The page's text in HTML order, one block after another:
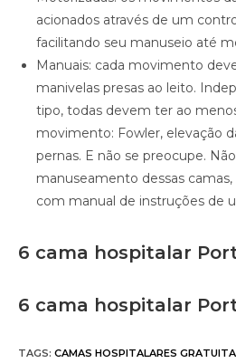
acionados através de um
facilitando seu manuseio até
Manuais: cada movimento
manivelas presas ao leito.
tipo, todas devem ter ao
movimento: Fowler, elevação
pernas. E não se preocupe.
manuseamento dessas
com manual de instruções de
6 cama hospitalar
6 cama hospitalar
TAGS: CAMAS HOSPITALARES